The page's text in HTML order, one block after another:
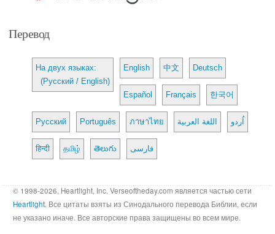
Перевод
На двух языках:
(Русский / English)
English 中文 Deutsch
Español Français 한국어
Русский Português ภาษาไทย اللغة العربية اُردو
हिन्दी தமிழ் తెలుగు فارسی
© 1998-2026, Heartlight, Inc. Verseoftheday.com является частью сети
Heartlight. Все цитаты взяты из Синодального перевода Библии, если
не указано иначе. Все авторские права защищены во всем мире.